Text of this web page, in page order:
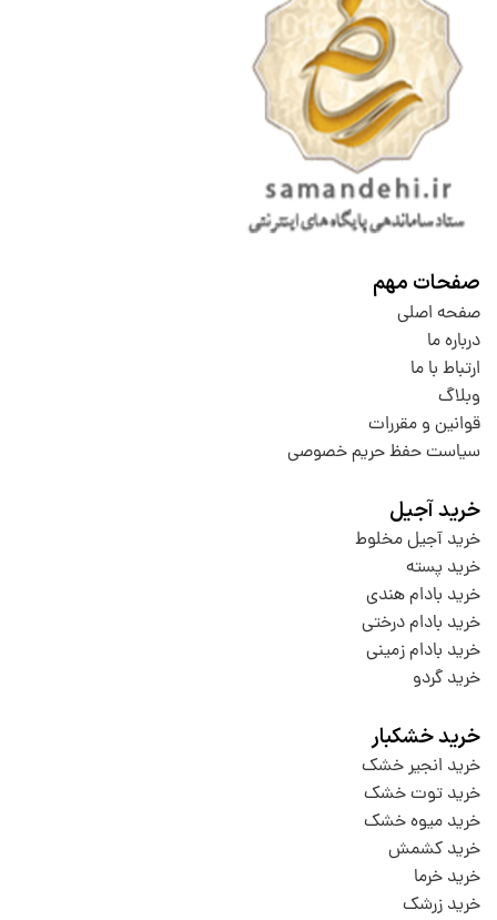
صفحات مهم
صفحه اصلی
درباره ما
ارتباط با ما
وبلاگ
قوانین و مقررات
سیاست حفظ حریم خصوصی
خرید آجیل
خرید آجیل مخلوط
خرید پسته
خرید بادام هندی
خرید بادام درختی
خرید بادام زمینی
خرید گردو
خرید خشکبار
خرید انجیر خشک
خرید توت خشک
خرید میوه خشک
خرید کشمش
خرید خرما
خرید زرشک